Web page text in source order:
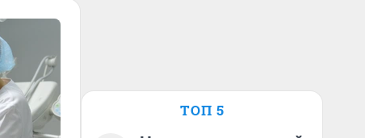
ТОП 5